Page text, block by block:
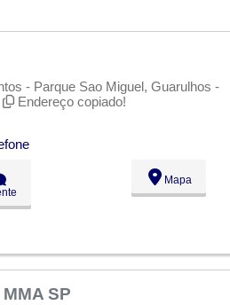
- Parque Sao Miguel, Guarulhos -
Endereço copiado!
Mapa
SP